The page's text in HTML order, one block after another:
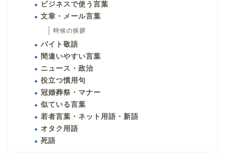
ビジネスで使う言葉
文章・メール言葉
時候の挨拶
バイト敬語
間違いやすい言葉
ニュース・政治
役立つ慣用句
冠婚葬祭・マナー
似ている言葉
若者言葉・ネット用語・新語
オタク用語
死語